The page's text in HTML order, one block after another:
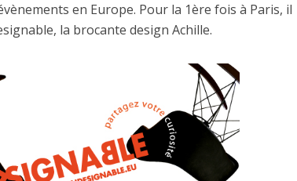
en Europe. Pour la 1ère fois à Paris, il
la brocante design Achille.